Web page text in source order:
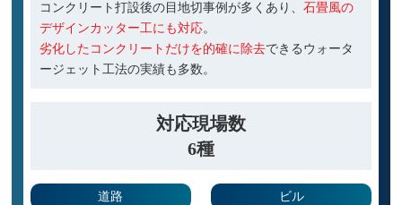
コンクリート打設後の目地切事例が多くあり、 石畳風の
デザインカッター工にも対応。
劣化したコンクリートだけを的確に除去できるウォータ
ージェット工法の実績も多数。
対応現場数
6種
道路 ビル